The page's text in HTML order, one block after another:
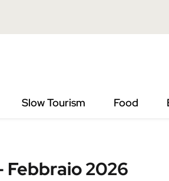
Slow Tourism Food
Febbraio 2026